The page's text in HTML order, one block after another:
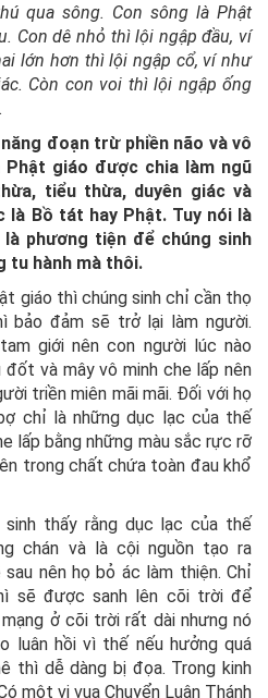
qua sông. Con sông là Phật
Con dê nhỏ thì lội ngập đầu, ví
lớn hơn thì lội ngập cổ, ví như
Còn con voi thì lội ngập ống
đoạn trừ phiền não và vô
Phật giáo được chia làm ngũ
tiểu thừa, duyên giác và
Bồ tát hay Phật. Tuy nói là
phương tiện để chúng sinh
tu hành mà thôi.
giáo thì chúng sinh chỉ cần thọ
bảo đảm sẽ trở lại làm người.
giới nên con người lúc nào
và mây vô minh che lấp nên
triền miên mãi mãi. Đối với họ
chỉ là những dục lạc của thế
lấp bằng những màu sắc rực rỡ
trong chất chứa toàn đau khổ
thấy rằng dục lạc của thế
chán và là cội nguồn tạo ra
nên họ bỏ ác làm thiện. Chỉ
sẽ được sanh lên cõi trời để
ở cõi trời rất dài nhưng nó
luân hồi vì thế nếu hưởng quá
thì dễ dàng bị đọa. Trong kinh
một vị vua Chuyển Luân Thánh